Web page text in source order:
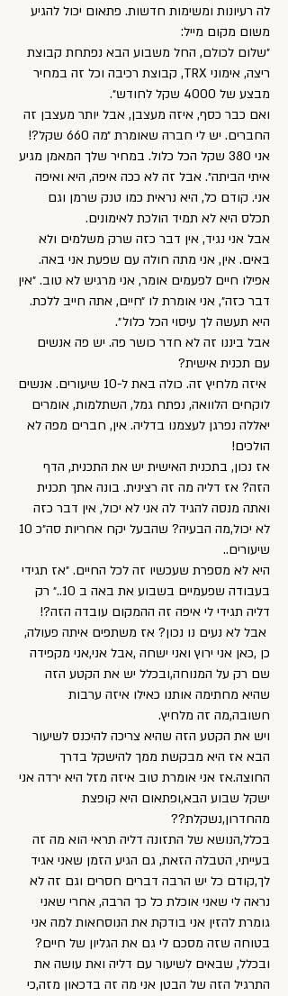
לה רעיונות ומשימות חדשות. פתאום יכול להגיע
משום מקום מייל:
״שלום לכולם, החל משבוע הבא נפתחת קבוצת
ריצה, אימוני TRX, קבוצת רכיבה וכל זה במחיר
מבצע של 4000 שקל לחודש״.
ואם כבר כסף, איזה מעצבן, אבל יותר מעצבן זה
החברים. יש לי חברה שאומרת ״מה 660 שקל?!
אני 380 שקל הכל כלול. במחיר שלך המאמן מגיע
איתי הביתה״. אבל זה לא ככה איפה, היא ואיפה
אני. קודם כל, היא נראית כמו טנק שרמן וגם
תכלס היא לא תמיד הולכת לאימונים.
אבל אני נגיד, אין דבר כזה שרק משלמים ולא
באים. אין, אני מתה חולה עם שפעת אני באה.
אפילו חיים לפעמים אומר, אני מרגיש לא טוב. ״אין
דבר כזה״, אני אומרת לו ״חיים, אתה חייב ללכת.
היא תעשה לך עיסוי הכל כלול״.
אבל ביננו זה לא חדר כושר פה. יש פה אנשים
עם תכנית אישית?
איזה מלחיץ זה. כולה באת ל-10 שיעורים. אנשים
לוקחים הלוואה, נפתח גמל, השתלמות, אומרים
יאללה נפרגן לעצמנו בדליה. אין, חברים מפה לא
הולכים!
אז נכון, בתכנית האישית יש את התכנית, הדף
הזה? אז דליה מה זה רצינית. בונה אתך תכנית
ואתה מנסה להגיד לה אני לא יכול, אין דבר כזה
לא יכול,מה הבעיה? שהבעל יקח אחריות סה״כ 10
שיעורים..
היא לא מספרת שעכשיו זה לכל החיים. ״אז תגידי
בעבודה שפעמיים בשבוע את באה ב 10..״ רק
דליה תגידי לי איפה זה ההמקום עובדה הזה?!
אבל לא נעים נו נכון? אז משתפים איתה פעולה,
כן ,כאן אני ירוץ ואני ישחה ,אבל אני,אני מקפידה
שם רק על המנוחה,ובכלל יש את הקטע הזה
שהיא מחתימה אותנו כאילו איזה ערבות
חשובה,מה זה מלחיץ.
ויש את הקטע הזה שהיא צריכה להיכנס לשיעור
הבא אז היא מבקשת ממך להישקל בדרך
החוצה.אז אני אומרת טוב איזה מזל היא ירדה אני
ישקל שבוע הבא,ופתאום היא קופצת
מהחדרון,נשקלת??
בכלל,הנושא של התזונה דליה תראי הוא מה זה
בעייתי, הטבלה הזאת, גם הגיע הזמן שאני אגיד
לך,קודם כל יש הרבה דברים חסרים וגם זה לא
נראה לי שאני אוכלת כל כך הרבה, אחרי שאני
גומרת להזין אני בודקת את הנוסחאות למה אני
בטוחה שזה מסכם לי גם את הגליון של חיים?
ובכלל, שבאים לשיעור עם דליה ואת עושה את
התרגיל הזה של הבטן אני מה זה בדכאון מזה,כי